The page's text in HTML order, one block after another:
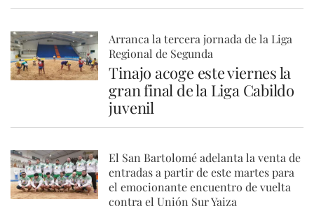
Arranca la tercera jornada de la Liga
Regional de Segunda
Tinajo acoge este viernes la
gran final de la Liga Cabildo
juvenil
El San Bartolomé adelanta la venta de
entradas a partir de este martes para
el emocionante encuentro de vuelta
contra el Unión Sur Yaiza